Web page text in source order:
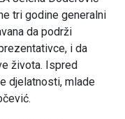
tri godine generalni
da podrži
i da
života. Ispred
djelatnosti, mlade